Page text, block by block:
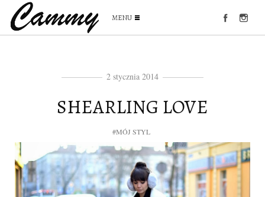
MENU
2 stycznia 2014
SHEARLING LOVE
#MÓJ STYL